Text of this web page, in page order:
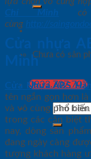
Chưa có sản
0933.707.707
Tìm
kiếm:
Chí Minh
có
cùng
http://
Cửa nhựa
Minh
Cửa Nhựa ABS
tên ngắn gọn hơn
và vô cùng phổ
trong các căn biệt
nay, dòng sản
đang ngày càng
tượng khách hàng